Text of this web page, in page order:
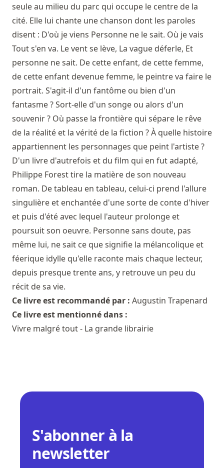
seule au milieu du parc qui occupe le centre de la
cité. Elle lui chante une chanson dont les paroles
disent : D'où je viens Personne ne le sait. Où je vais
Tout s'en va. Le vent se lève, La vague déferle, Et
personne ne sait. De cette enfant, de cette femme,
de cette enfant devenue femme, le peintre va faire le
portrait. S'agit-il d'un fantôme ou bien d'un
fantasme ? Sort-elle d'un songe ou alors d'un
souvenir ? Où passe la frontière qui sépare le rêve
de la réalité et la vérité de la fiction ? À quelle histoire
appartiennent les personnages que peint l'artiste ?
D'un livre d'autrefois et du film qui en fut adapté,
Philippe Forest tire la matière de son nouveau
roman. De tableau en tableau, celui-ci prend l'allure
singulière et enchantée d'une sorte de conte d'hiver
et puis d'été avec lequel l'auteur prolonge et
poursuit son oeuvre. Personne sans doute, pas
même lui, ne sait ce que signifie la mélancolique et
féerique idylle qu'elle raconte mais chaque lecteur,
depuis presque trente ans, y retrouve un peu du
récit de sa vie.
Ce livre est recommandé par : Augustin Trapenard
Ce livre est mentionné dans :
Vivre malgré tout - La grande librairie
S'abonner à la
newsletter